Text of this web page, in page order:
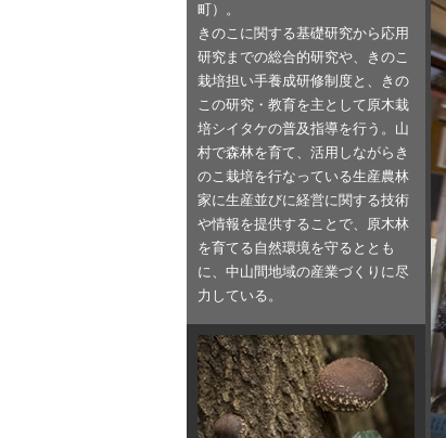
町）。
きのこに関する基礎研究から応用
研究までの総合的研究や、きのこ
栽培担い手養成研修制度と、きの
この研究・教育を主として原木栽
培シイタケの普及指導を行う。山
村で森林を育て、活用しながらき
のこ栽培を行なっている生産農林
家に生産並びに経営に関する技術
や情報を提供することで、原木林
を育てる自然環境を守るととも
に、中山間地域の産業づくりに尽
力している。